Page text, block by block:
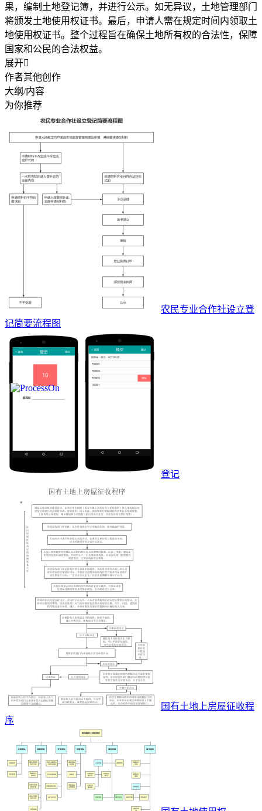
果，编制土地登记簿，并进行公示。如无异议，土地管理部门
将颁发土地使用权证书。最后，申请人需在规定时间内领取土
地使用权证书。整个过程旨在确保土地所有权的合法性，保障
国家和公民的合法权益。
展开
作者其他创作
大纲/内容
为你推荐
农民专业合作社设立登
记简要流程图
登记
国有土地上房屋征收程
序